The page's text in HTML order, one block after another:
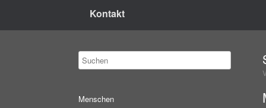
Kontakt
Menschen